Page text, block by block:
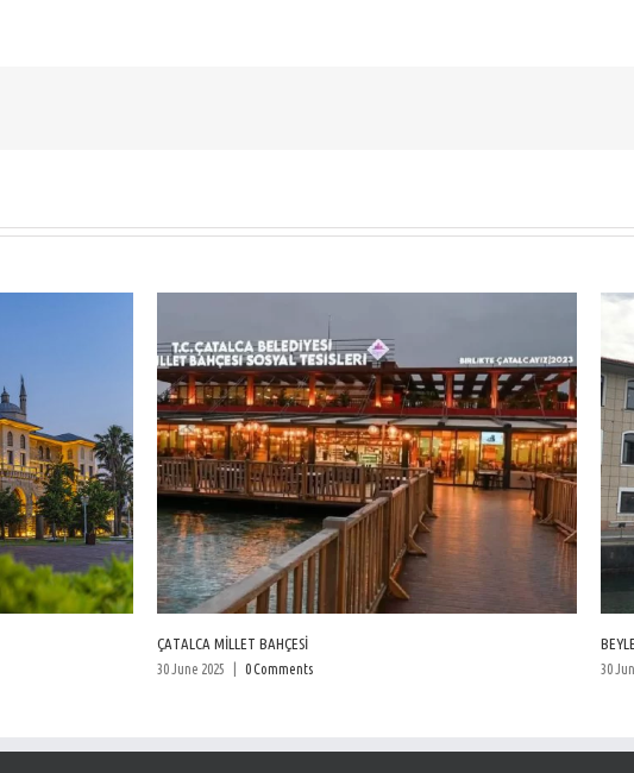
ÇATALCA MİLLET BAHÇESİ
30 June 2025 0 Comments 30